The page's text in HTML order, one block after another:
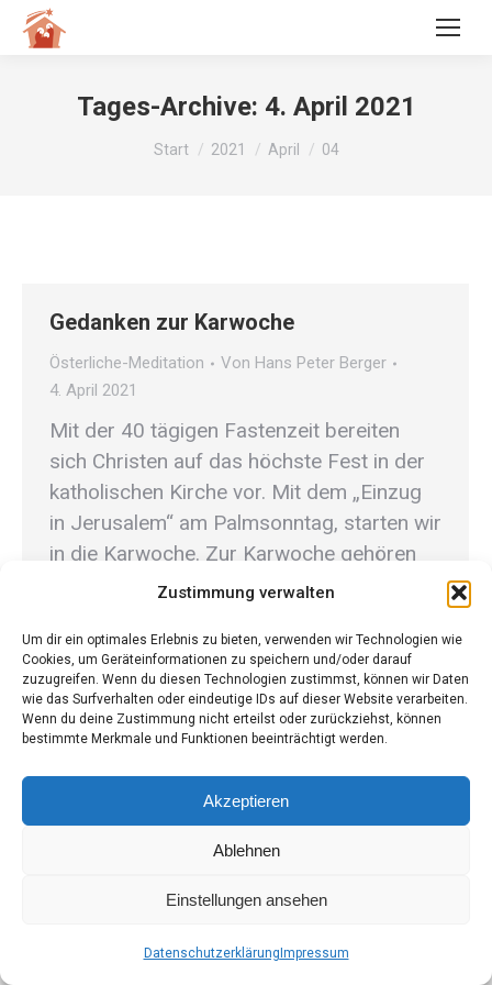
Zustimmung verwalten
Um dir ein optimales Erlebnis zu bieten, verwenden wir Technologien wie
Cookies, um Geräteinformationen zu speichern und/oder darauf
zuzugreifen. Wenn du diesen Technologien zustimmst, können wir Daten
wie das Surfverhalten oder eindeutige IDs auf dieser Website verarbeiten.
Wenn du deine Zustimmung nicht erteilst oder zurückziehst, können
bestimmte Merkmale und Funktionen beeinträchtigt werden.
Akzeptieren
Ablehnen
Einstellungen ansehen
Datenschutzerklärung Impressum
Tages-Archive: 4. April 2021
Sie befinden sich hier:
Start 2021 April 04
Gedanken zur Karwoche
Österliche-Meditation Von Hans Peter Berger
4. April 2021
Mit der 40 tägigen Fastenzeit bereiten
sich Christen auf das höchste Fest in der
katholischen Kirche vor. Mit dem „Einzug
in Jerusalem“ am Palmsonntag, starten wir
in die Karwoche. Zur Karwoche gehören
auch die drei stillen Tage von Montag bis
Karfreitag und Karsamstag. Der
Ostersonntag beendet mit der
Auferstehung Jesu die Fastenzeit…
Berger
Footer-Menü